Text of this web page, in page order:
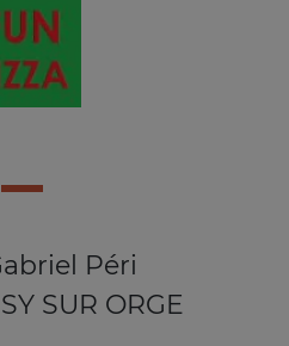
Péri
SUR ORGE